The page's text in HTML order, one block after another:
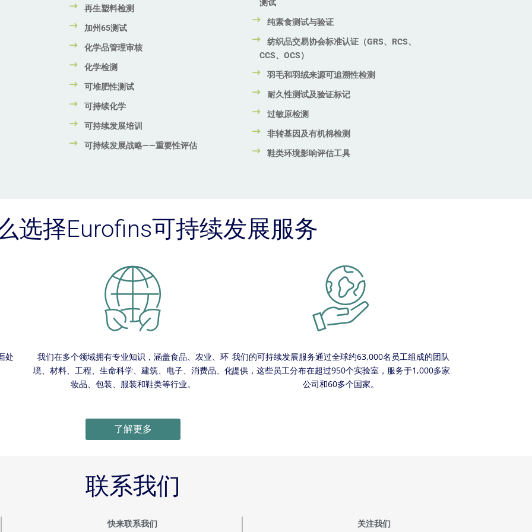
再生塑料检测
加州65测试
化学品管理审核
化学检测
可堆肥性测试
可持续化学
可持续发展培训
可持续发展战略——重要性评估
测试
纯素食测试与验证
纺织品交易协会标准认证（GRS、RCS、
CCS、OCS）
羽毛和羽绒来源可追溯性检测
耐久性测试及验证标记
过敏原检测
非转基因及有机棉检测
鞋类环境影响评估工具
选择Eurofins可持续发展服务
处
我们在多个领域拥有专业知识，涵盖食品、农业、环
境、材料、工程、生命科学、建筑、电子、消费品、化
妆品、包装、服装和鞋类等行业。
我们的可持续发展服务通过全球约63,000名员工组成的团队
提供，这些员工分布在超过950个实验室，服务于1,000多家
公司和60多个国家。
了解更多
联系我们
快来联系我们 关注我们